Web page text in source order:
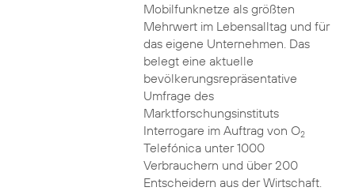
Mobilfunknetze als größten
Mehrwert im Lebensalltag und für
das eigene Unternehmen. Das
belegt eine aktuelle
bevölkerungsrepräsentative
Umfrage des
Marktforschungsinstituts
Interrogare im Auftrag von O2
Telefónica unter 1000
Verbrauchern und über 200
Entscheidern aus der Wirtschaft.